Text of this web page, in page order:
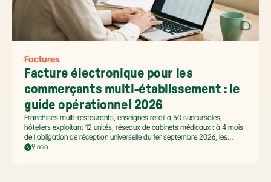
Factures
Facture électronique pour les
commerçants multi-établissement : le
guide opérationnel 2026
Franchisés multi-restaurants, enseignes retail à 50 succursales,
hôteliers exploitant 12 unités, réseaux de cabinets médicaux : à 4 mois
de l'obligation de réception universelle du 1er septembre 2026, les
commerçants multi-établissement ont un défi spécifique. Ce guide
9 min